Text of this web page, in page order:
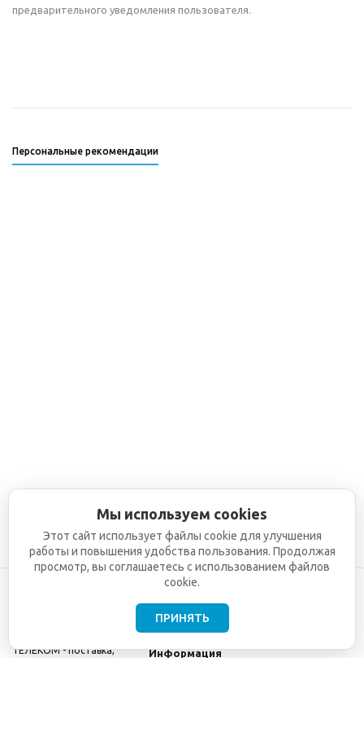
предварительного уведомления пользователя.
Персональные рекомендации
ТЕЛЕКОМ - поставка,
Информация
Мы используем cookies
Этот сайт использует файлы cookie для улучшения
работы и повышения удобства пользования. Продолжая
просмотр, вы соглашаетесь с использованием файлов
cookie.
ПРИНЯТЬ